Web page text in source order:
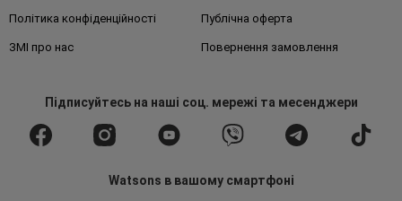
Політика конфіденційності Публічна оферта
ЗМІ про нас Повернення замовлення
Підписуйтесьна наші соц. мережі та месенджери
Watsons в вашому смартфоні